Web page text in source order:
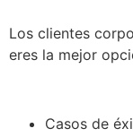
Los clientes
eres la mejor
Casos de